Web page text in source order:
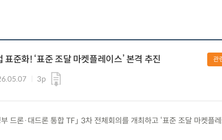
준화! ‘표준 조달 마켓플레이스’ 본격 추진
3p
관
드론·대드론 통합 TF」 3차 전체회의를 개최하고 ‘표준 조달 마켓플